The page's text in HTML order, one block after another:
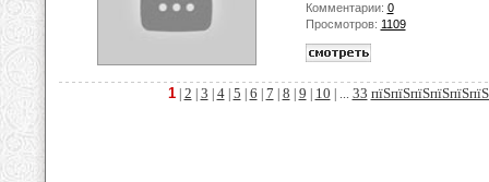
Комментарии: 0
Просмотров: 1109
1| 2 3 4| 5 6 7 8 9 10 | ... 33